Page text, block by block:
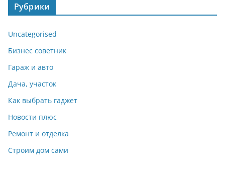
Рубрики
Uncategorised
Бизнес советник
Гараж и авто
Дача, участок
Как выбрать гаджет
Новости плюс
Ремонт и отделка
Строим дом сами